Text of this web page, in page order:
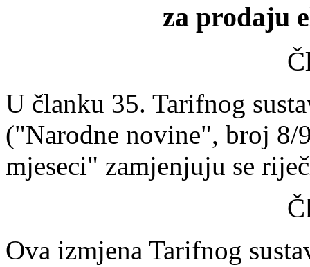
za prodaju
U članku 35. Tarifnog
("Narodne novine", broj 8/
mjeseci" zamjenjuju se
Ova izmjena Tarifnog